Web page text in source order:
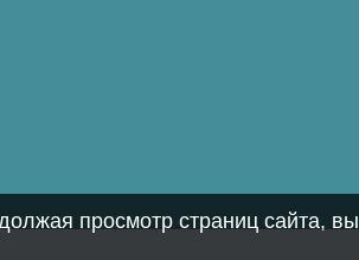
просмотр страниц сайта, вы